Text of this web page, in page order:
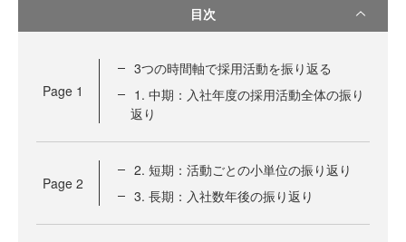
目次
Page 1
3つの時間軸で採用活動を振り返る
1. 中期：入社年度の採用活動全体の振り
返り
Page 2
2. 短期：活動ごとの小単位の振り返り
3. 長期：入社数年後の振り返り